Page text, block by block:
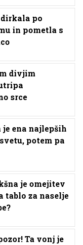
po
in pometla s
divjim
srce
je ena najlepših
potem pa
je omejitev
tablo za naselje
Ta vonj je